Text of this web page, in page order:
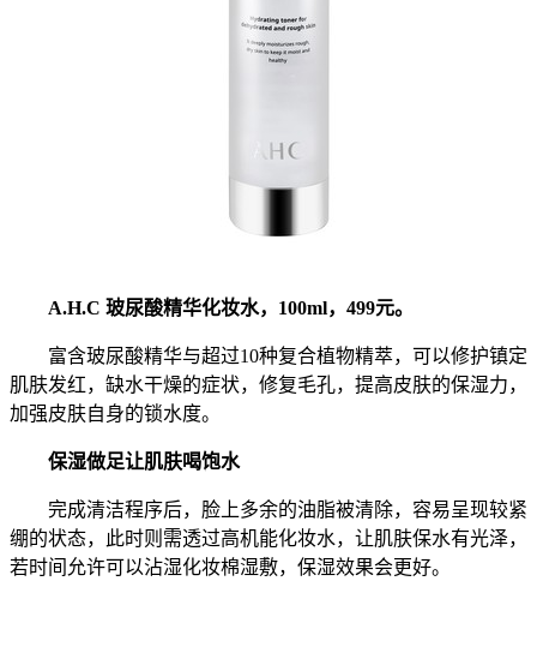
A.H.C 玻尿酸精华化妆水，100ml，499元。
富含玻尿酸精华与超过10种复合植物精萃，可以修护镇定
肌肤发红，缺水干燥的症状，修复毛孔，提高皮肤的保湿力，
加强皮肤自身的锁水度。
保湿做足让肌肤喝饱水
完成清洁程序后，脸上多余的油脂被清除，容易呈现较紧
绷的状态，此时则需透过高机能化妆水，让肌肤保水有光泽，
若时间允许可以沾湿化妆棉湿敷，保湿效果会更好。